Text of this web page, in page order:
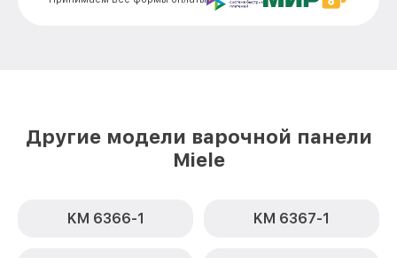
Другие модели варочной панели
Miele
KM 6366-1 KM 6367-1